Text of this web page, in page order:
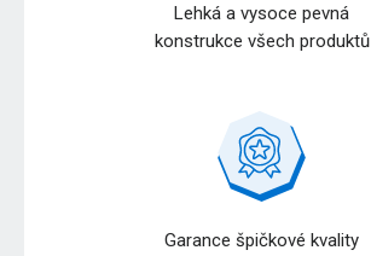
Lehká a vysoce pevná
konstrukce všech produktů
Garance špičkové kvality